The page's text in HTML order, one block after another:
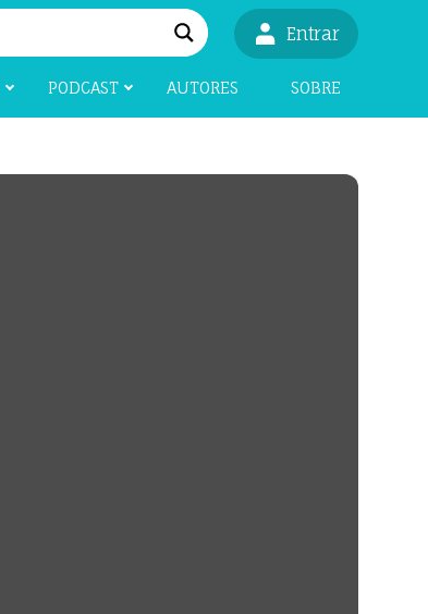
Entrar
PODCAST AUTORES SOBRE